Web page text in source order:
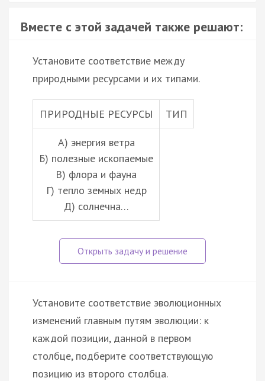
Вместе с этой задачей также решают:
Установите соответствие между
природными ресурсами и их типами.
ПРИРОДНЫЕ РЕСУРСЫ ТИП
А) энергия ветра
Б) полезные ископаемые
В) флора и фауна
Г) тепло земных недр
Д) солнечна…
Установите соответствие эволюционных
изменений главным путям эволюции: к
каждой позиции, данной в первом
столбце, подберите соответствующую
позицию из второго столбца.